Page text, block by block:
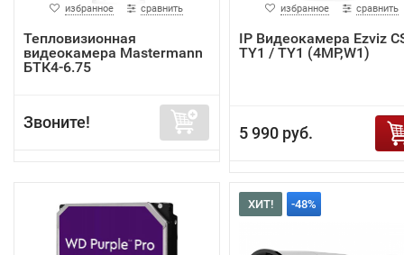
избранное сравнить
Тепловизионная
видеокамера Mastermann
БТК4-6.75
Звоните!
избранное сравнить
IP Видеокамера Ezviz
TY1 / TY1 (4MP,W1)
5 990 руб.
ХИТ! -48%